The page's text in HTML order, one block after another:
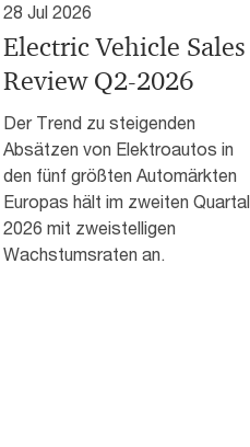
28 Jul 2026
Electric Vehicle Sales
Review Q2-2026
Der Trend zu steigenden
Absätzen von Elektroautos in
den fünf größten Automärkten
Europas hält im zweiten Quartal
2026 mit zweistelligen
Wachstumsraten an.